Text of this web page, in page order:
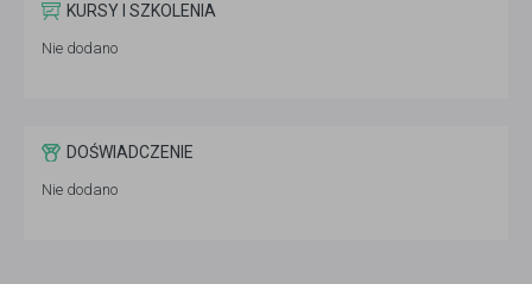
KURSY I SZKOLENIA
Nie dodano
DOŚWIADCZENIE
Nie dodano